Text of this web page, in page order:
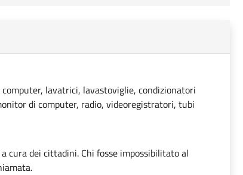
lavatrici, lavastoviglie, condizionatori
di computer, radio, videoregistratori, tubi
cura dei cittadini. Chi fosse impossibilitato al